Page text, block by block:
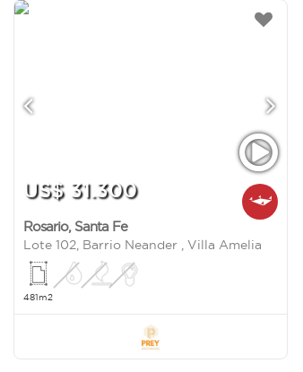
US$ 31.300
Rosario, Santa Fe
Lote 102, Barrio Neander , Villa Amelia
481m2